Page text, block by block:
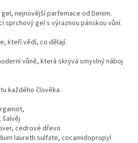
nejnovější parfemace od Denim.
sprchový gel s výraznou pánskou vůní.
kteří vědí, co dělají.
vůně, která skrývá smyslný náboj
každého člověka.
šalvěj
cedrové dřevo
laureth sulfate, cocamidopropyl